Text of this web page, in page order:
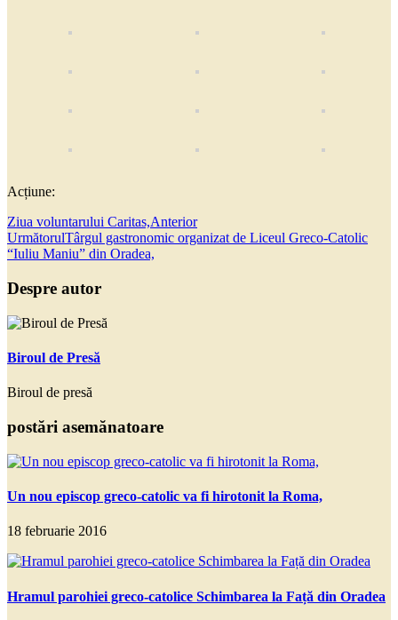
Acțiune:
Ziua voluntarului Caritas,Anterior
UrmătorulTârgul gastronomic organizat de Liceul Greco-Catolic
“Iuliu Maniu” din Oradea,
Despre autor
Biroul de Presă
Biroul de presă
postări asemănatoare
Un nou episcop greco-catolic va fi hirotonit la Roma,
18 februarie 2016
Hramul parohiei greco-catolice Schimbarea la Față din Oradea